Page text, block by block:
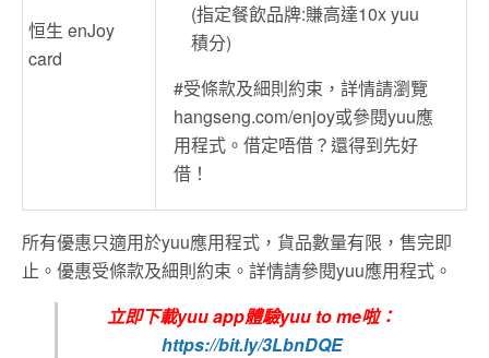
恒生 enJoy
card
(指定餐飲品牌:賺高達10x yuu
積分)
#受條款及細則約束，詳情請瀏覽
hangseng.com/enjoy或參閱yuu應
用程式。借定唔借？還得到先好
借！
所有優惠只適用於yuu應用程式，貨品數量有限，售完即
止。優惠受條款及細則約束。詳情請參閱yuu應用程式。
立即下載yuu app體驗yuu to me啦：
https://bit.ly/3LbnDQE